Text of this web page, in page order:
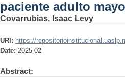
paciente adulto
Covarrubias, Isaac Levy
URI: https://
Date: 2025-02
Abstract: